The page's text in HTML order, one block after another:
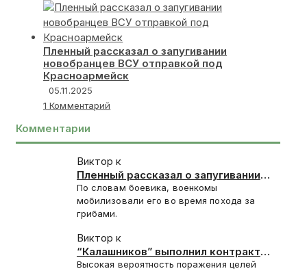
Пленный рассказал о запугивании
новобранцев ВСУ отправкой под
Красноармейск
05.11.2025
1 Комментарий
Комментарии
Виктор к
Пленный рассказал о запугивании
новобранцев ВСУ отправкой под
Красноармейск
По словам боевика, военкомы
мобилизовали его во время похода за
грибами.
Виктор к
“Калашников” выполнил контракт
2025 года на поставку “КУБ-2”
Высокая вероятность поражения целей